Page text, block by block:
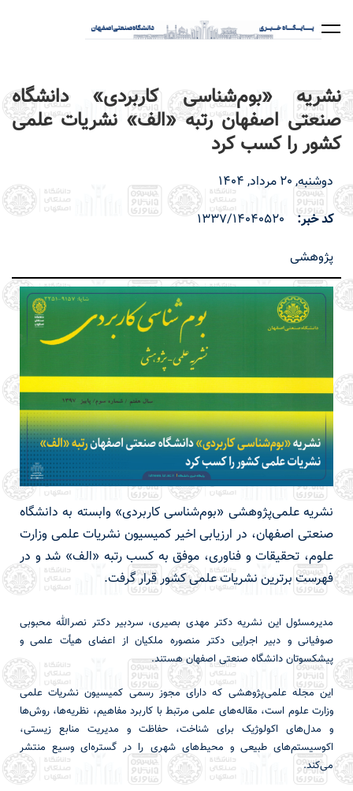
نشریه «بوم‌شناسی کاربردی» دانشگاه
صنعتی اصفهان رتبه «الف» نشریات علمی
کشور را کسب کرد
دوشنبه, 20 مرداد, 1404
کد خبر
1337/14040520
پژوهشی
نشریه علمی‌پژوهشی «بوم‌شناسی کاربردی» وابسته به دانشگاه
صنعتی اصفهان، در ارزیابی اخیر کمیسیون نشریات علمی وزارت
علوم، تحقیقات و فناوری، موفق به کسب رتبه «الف» شد و در
فهرست برترین نشریات علمی کشور قرار گرفت.
مدیرمسئول این نشریه دکتر مهدی بصیری، سردبیر دکتر نصرالله محبوبی
صوفیانی و دبیر اجرایی دکتر منصوره ملکیان از اعضای هیأت علمی و
پیشکسوتان دانشگاه صنعتی اصفهان هستند.
این مجله علمی‌پژوهشی که دارای مجوز رسمی کمیسیون نشریات علمی
وزارت علوم است، مقاله‌های علمی مرتبط با کاربرد مفاهیم، نظریه‌ها، روش‌ها
و مدل‌های اکولوژیک برای شناخت، حفاظت و مدیریت منابع زیستی،
اکوسیستم‌های طبیعی و محیط‌های شهری را در گستره‌ای وسیع منتشر
می‌کند.